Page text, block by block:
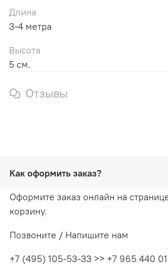
Длина
3-4 метра
Высота
5 см.
Отзывы
Как оформить заказ?
Оформите заказ онлайн на
корзину.
Позвоните / Напишите нам
+7 (495) 105-53-33 >> +7 965 440